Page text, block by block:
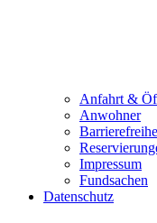
Anfahrt &
Anwohner
Impressum
Fundsachen
Datenschutz